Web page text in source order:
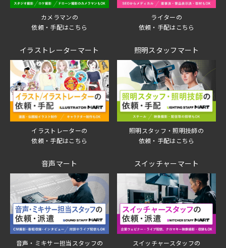
カメラマンの
依頼・手配はこちら
ライターの
依頼・手配はこちら
イラストレーターマート
イラストレーターの
依頼・手配はこちら
照明スタッフマート
照明スタッフ・照明技師の
依頼・手配はこちら
音声マート
音声・ミキサー担当スタッフの
スイッチャーマート
スイッチャースタッフの